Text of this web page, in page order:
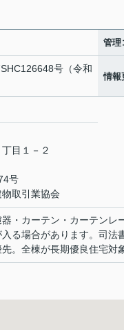
管理
号（令和
情報
目１－２
号
物取引業協会
・カーテン・カーテン
る場合があります。司
。全棟が長期優良住宅対